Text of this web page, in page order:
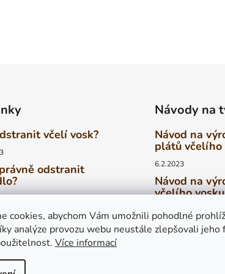
cookies, abychom Vám umožnili pohodlné
analýze provozu webu neustále zlepšovali jeho
Více informací
včelí vosk?
odstranit
se tuzemský med
zahraničním?
Návody na
Návod na
plátů včelího
6.2.2023
Návod na
včelího vosku
6.2.2023
Návod na
svíčky z